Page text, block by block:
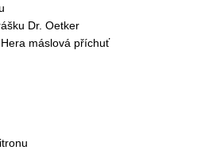
Dr. Oetker
máslová příchuť